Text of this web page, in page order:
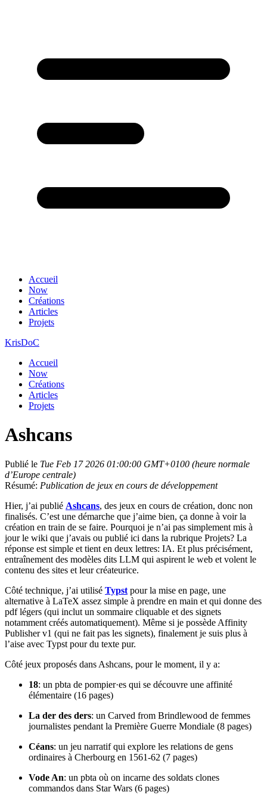
Accueil
Now
Créations
Articles
Projets
KrisDoC
Accueil
Now
Créations
Articles
Projets
Ashcans
Publié le Tue Feb 17 2026 01:00:00 GMT+0100 (heure normale
d’Europe centrale)
Résumé: Publication de jeux en cours de développement
Hier, j’ai publié Ashcans, des jeux en cours de création, donc non
finalisés. C’est une démarche que j’aime bien, ça donne à voir la
création en train de se faire. Pourquoi je n’ai pas simplement mis à
jour le wiki que j’avais ou publié ici dans la rubrique Projets? La
réponse est simple et tient en deux lettres: IA. Et plus précisément,
entraînement des modèles dits LLM qui aspirent le web et volent le
contenu des sites et leur créateurice.
Côté technique, j’ai utilisé Typst pour la mise en page, une
alternative à LaTeX assez simple à prendre en main et qui donne des
pdf légers (qui inclut un sommaire cliquable et des signets
notamment créés automatiquement). Même si je possède Affinity
Publisher v1 (qui ne fait pas les signets), finalement je suis plus à
l’aise avec Typst pour du texte pur.
Côté jeux proposés dans Ashcans, pour le moment, il y a:
18: un pbta de pompier·es qui se découvre une affinité
élémentaire (16 pages)
La der des ders: un Carved from Brindlewood de femmes
journalistes pendant la Première Guerre Mondiale (8 pages)
Céans: un jeu narratif qui explore les relations de gens
ordinaires à Cherbourg en 1561-62 (7 pages)
Vode An: un pbta où on incarne des soldats clones
commandos dans Star Wars (6 pages)